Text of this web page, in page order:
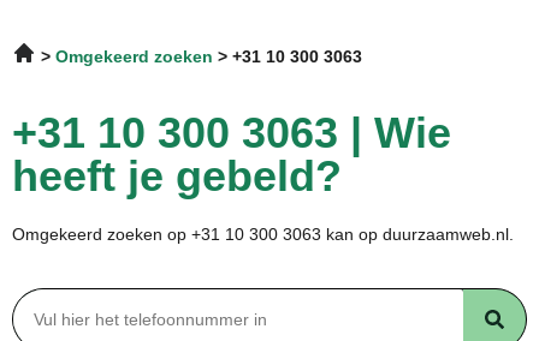
Omgekeerd zoeken +31 10 300 3063
+31 10 300 3063 | Wie
heeft je gebeld?
Omgekeerd zoeken op +31 10 300 3063 kan op duurzaamweb.nl.